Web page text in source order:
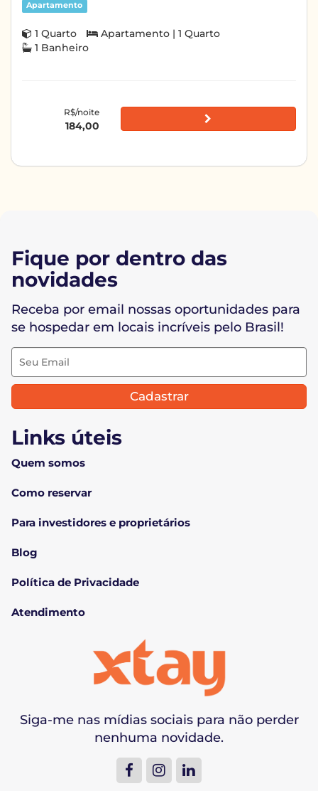
Apartamento
1 Quarto
Apartamento | 1 Quarto
1 Banheiro
R$/noite
184,00
Siga-me nas mídias sociais para não perder
nenhuma novidade.
Links úteis
Quem somos
Como reservar
Para investidores e proprietários
Blog
Política de Privacidade
Atendimento
Fique por dentro das
novidades
Receba por email nossas oportunidades para
se hospedar em locais incríveis pelo Brasil!
Cadastrar